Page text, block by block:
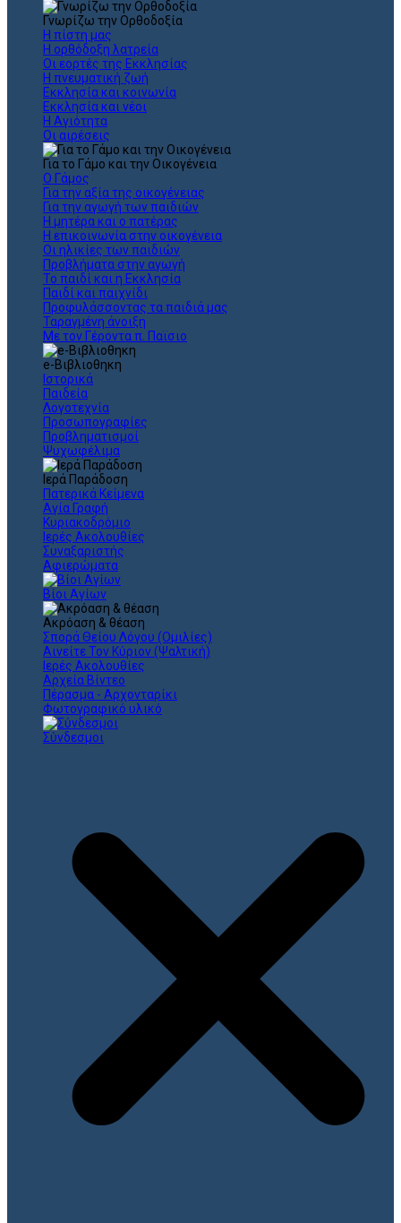
Γνωρίζω την Ορθοδοξία
Η πίστη μας
Η ορθόδοξη λατρεία
Οι εορτές της Εκκλησίας
Η πνευματική ζωή
Εκκλησία και κοινωνία
Εκκλησία και νέοι
Η Αγιότητα
Οι αιρέσεις
Για το Γάμο και την Οικογένεια
Ο Γάμος
Για την αξία της οικογένειας
Για την αγωγή των παιδιών
Η μητέρα και ο πατέρας
Η επικοινωνία στην οικογένεια
Οι ηλικίες των παιδιών
Προβλήματα στην αγωγή
Το παιδί και η Εκκλησία
Παιδί και παιχνίδι
Προφυλάσσοντας τα παιδιά μας
Ταραγμένη άνοιξη
Με τον Γέροντα π. Παϊσιο
e-Βιβλιοθηκη
Ιστορικά
Παιδεία
Λογοτεχνία
Προσωπογραφίες
Προβληματισμοί
Ψυχωφέλιμα
Ιερά Παράδοση
Πατερικά Κείμενα
Αγία Γραφή
Κυριακοδρόμιο
Ιερές Ακολουθίες
Συναξαριστής
Αφιερώματα
Βίοι Αγίων
Ακρόαση & θέαση
Σπορά Θείου Λόγου (Ομιλίες)
Αινείτε Τον Κύριον (Ψαλτική)
Ιερές Ακολουθίες
Αρχεία Βίντεο
Πέρασμα - Αρχονταρίκι
Φωτογραφικό υλικό
Σύνδεσμοι